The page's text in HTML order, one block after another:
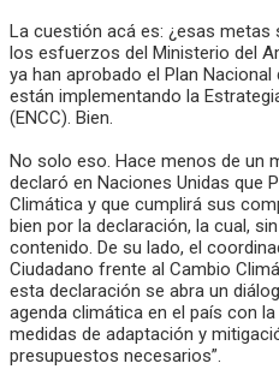
La cuestión acá es: ¿esas metas
los esfuerzos del Ministerio del
ya han aprobado el Plan
están implementando la
(ENCC). Bien.
No solo eso. Hace menos de un
declaró en Naciones Unidas que
Climática y que cumplirá sus
bien por la declaración, la cual,
contenido. De su lado, el
Ciudadano frente al Cambio
esta declaración se abra un
agenda climática en el país con
medidas de adaptación y
presupuestos necesarios”.